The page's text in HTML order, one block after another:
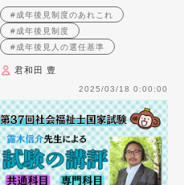
格と要件
#成年後見制度のあれこれ
#成年後見制度
#成年後見人の選任基準
君和田 豊
2025/03/18 0:00:00